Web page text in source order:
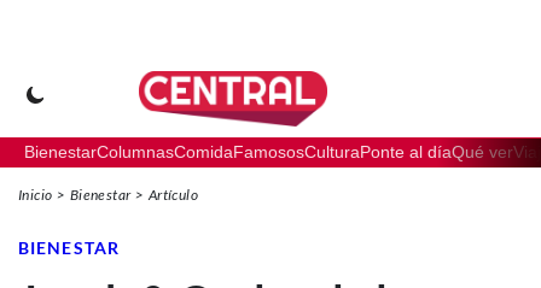
BienestarColumnasComidaFamososCulturaPonte al díaQué ver
Inicio Bienestar Artículo
BIENESTAR